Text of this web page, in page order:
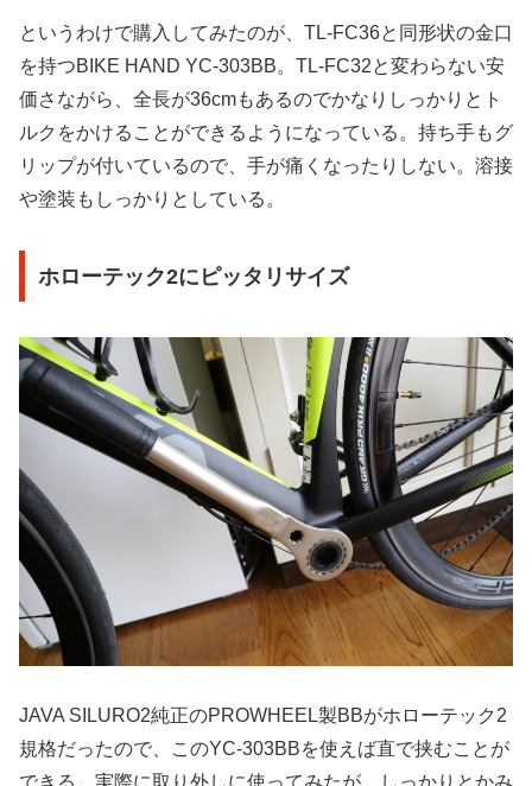
というわけで購入してみたのが、TL-FC36と同形状の金口
を持つBIKE HAND YC-303BB。TL-FC32と変わらない安
価さながら、全長が36cmもあるのでかなりしっかりとト
ルクをかけることができるようになっている。持ち手もグ
リップが付いているので、手が痛くなったりしない。溶接
や塗装もしっかりとしている。
ホローテック2にピッタリサイズ
JAVA SILURO2純正のPROWHEEL製BBがホローテック2
規格だったので、このYC-303BBを使えば直で挟むことが